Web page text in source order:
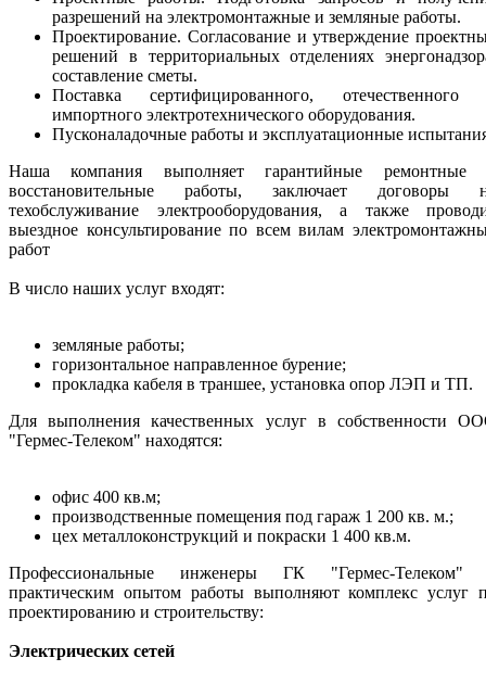
разрешений на электромонтажные и земляные работы.
Проектирование. Согласование и утверждение
решений в территориальных отделениях
составление сметы.
Поставка сертифицированного, отечественного
импортного электротехнического оборудования.
Пусконаладочные работы и эксплуатационные
Наша компания выполняет гарантийные ремонтные
восстановительные работы, заключает договоры
техобслуживание электрооборудования, а также
выездное консультирование по всем вилам
работ
В число наших услуг входят:
земляные работы;
горизонтальное направленное бурение;
прокладка кабеля в траншее, установка опор ЛЭП и ТП.
Для выполнения качественных услуг в собственности
"Гермес-Телеком" находятся:
офис 400 кв.м;
производственные помещения под гараж 1 200 кв. м.;
цех металлоконструкций и покраски 1 400 кв.м.
Профессиональные инженеры ГК "Гермес-Телеком"
практическим опытом работы выполняют комплекс услуг
проектированию и строительству:
Электрических сетей